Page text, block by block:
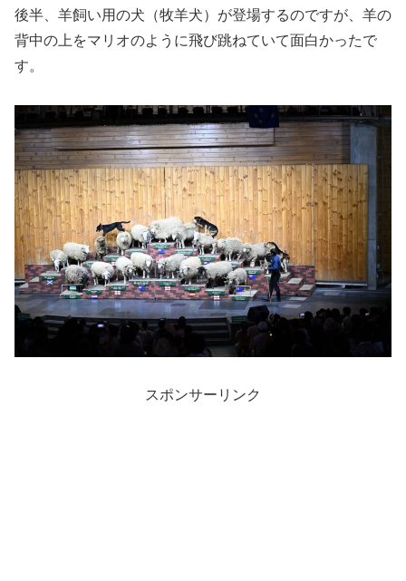
後半、羊飼い用の犬（牧羊犬）が登場するのですが、羊の
背中の上をマリオのように飛び跳ねていて面白かったで
す。
スポンサーリンク